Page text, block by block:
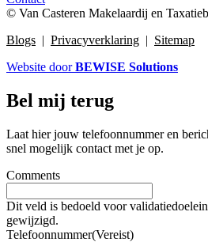
© Van Casteren Makelaardij en
Blogs | Privacyverklaring | Sitemap
Website doorBEWISE Solutions
Bel mij terug
Laat hier jouw telefoonnummer en
snel mogelijk contact met je op.
Comments
Dit veld is bedoeld voor
gewijzigd.
Telefoonnummer(Vereist)